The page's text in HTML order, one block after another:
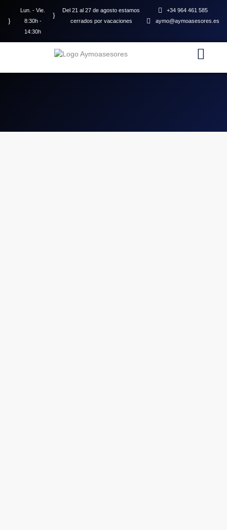
Lun. - Vie.
8:30h -
14:30h
Del 21 al 27 de agosto estamos
cerrados por vacaciones
+34 964 461 585
aymo@aymoasesores.es